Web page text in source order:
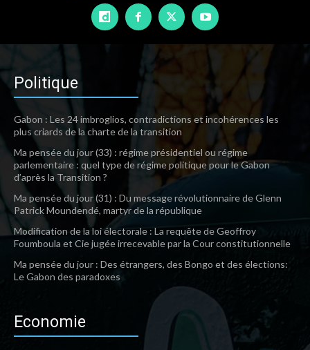
Politique
Gabon : Les 24 imbroglios, contradictions et incohérences les
plus criards de la charte de la transition
Ma pensée du jour (33) : régime présidentiel ou régime
parlementaire : quel type de régime politique pour le Gabon
d’après la Transition ?
Ma pensée du jour (31) : Du message révolutionnaire de Glenn
Patrick Moundendé, martyr de la république
Modification de la loi électorale : La requête de Geoffroy
Foumboula et Cie jugée irrecevable par la Cour constitutionnelle
Ma pensée du jour : Des étrangers, des Bongo et des élections:
Le Gabon des paradoxes
Economie